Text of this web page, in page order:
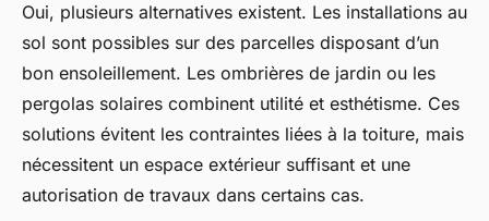
Oui, plusieurs alternatives existent. Les installations au
sol sont possibles sur des parcelles disposant d’un
bon ensoleillement. Les ombrières de jardin ou les
pergolas solaires combinent utilité et esthétisme. Ces
solutions évitent les contraintes liées à la toiture, mais
nécessitent un espace extérieur suffisant et une
autorisation de travaux dans certains cas.